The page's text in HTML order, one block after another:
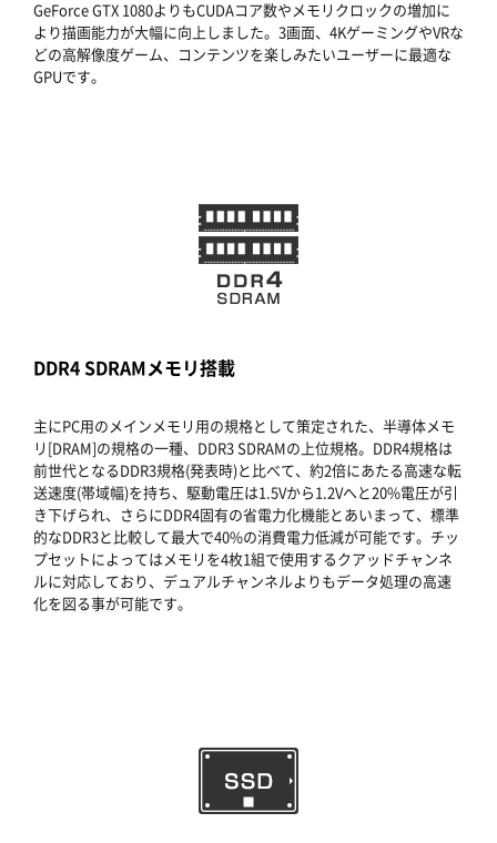
GeForce GTX 1080よりもCUDAコア数やメモリクロックの増加に
より描画能力が大幅に向上しました。3画面、4KゲーミングやVRな
どの高解像度ゲーム、コンテンツを楽しみたいユーザーに最適な
GPUです。
DDR4 SDRAMメモリ搭載
主にPC用のメインメモリ用の規格として策定された、半導体メモ
リ[DRAM]の規格の一種、DDR3 SDRAMの上位規格。DDR4規格は
前世代となるDDR3規格(発表時)と比べて、約2倍にあたる高速な転
送速度(帯域幅)を持ち、駆動電圧は1.5Vから1.2Vへと20%電圧が引
き下げられ、さらにDDR4固有の省電力化機能とあいまって、標準
的なDDR3と比較して最大で40%の消費電力低減が可能です。チッ
プセットによってはメモリを4枚1組で使用するクアッドチャンネ
ルに対応しており、デュアルチャンネルよりもデータ処理の高速
化を図る事が可能です。